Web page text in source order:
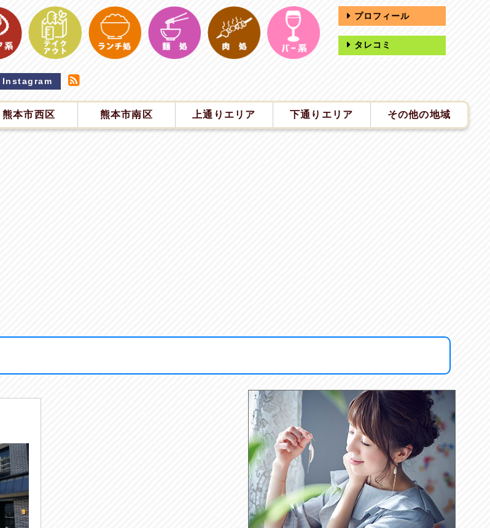
プロフィール
タレコミ
Instagram
熊本市西区 熊本市南区 上通りエリア 下通りエリア その他の地域